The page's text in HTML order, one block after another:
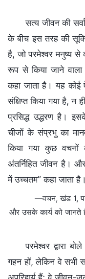
सत्य जीवन की
के बीच इस तरह की
है, जो परमेश्वर मनुष्य से
रूप से किया जाने वाला
कहा जाता है। यह
संक्षिप्त किया गया है, न
प्रसिद्ध उद्धरण है।
चीजों के संप्रभु का
किया गया कुछ वचनों
अंतर्निहित जीवन है।
में उच्चतम” कहा जाता है।
—वचन, खंड 1,
और उसके कार्य को जानते
परमेश्वर द्वारा
गहन हों, लेकिन वे सभी